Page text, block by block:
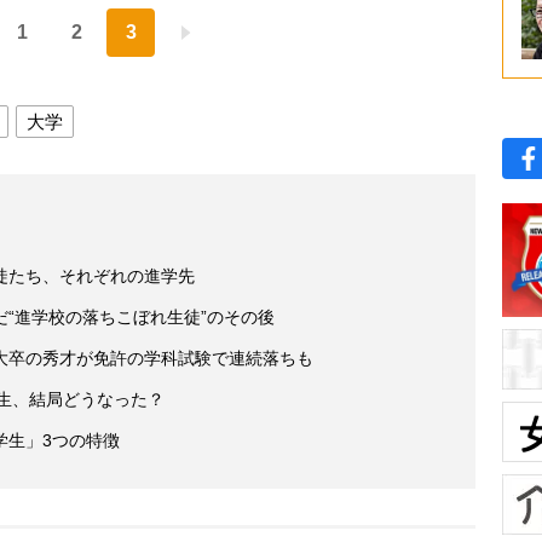
1 2 3
大学
たち、それぞれの進学先
進学校の落ちこぼれ生徒”のその後
の秀才が免許の学科試験で連続落ちも
、結局どうなった？
生」3つの特徴